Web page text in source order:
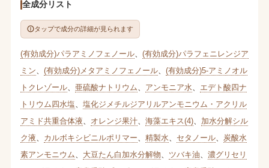
全成分リスト
タップで成分の詳細が見られます
(有効成分)パラアミノフェノール、 (有効成分)パラフェニレンジア
ミン
(有効成分)メタアミノフェノール、 (有効成分)5-アミノオル
トクレゾール、 亜硫酸ナトリウム アンモニア水
エデト酸四ナ
トリウム四水塩
塩化ジメチルジアリルアンモニウム・アクリル
アミド共重合体液
オレンジ果汁、 海藻エキス(4)、 加水分解シル
ク液
カルボキシビニルポリマー 精製水 セタノール、 炭酸水
素アンモニウム
大豆たん白加水分解物 ツバキ油
濃グリセリ